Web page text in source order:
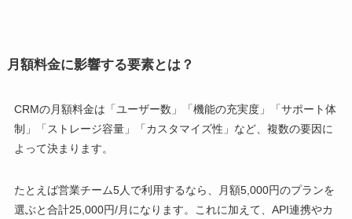
月額料金に影響する要素とは？
CRMの月額料金は「ユーザー数」「機能の充実度」「サポート体
制」「ストレージ容量」「カスタマイズ性」など、複数の要因に
よって決まります。
たとえば営業チーム5人で利用するなら、月額5,000円のプランを
選ぶと合計25,000円/月になります。これに加えて、API連携やカ